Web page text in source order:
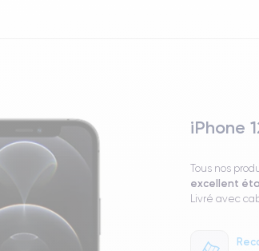
iPhone
Tous nos
excellent
Livré avec